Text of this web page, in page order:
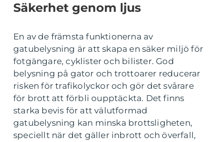
Säkerhet genom ljus
En av de främsta funktionerna av
gatubelysning är att skapa en säker miljö för
fotgängare, cyklister och bilister. God
belysning på gator och trottoarer reducerar
risken för trafikolyckor och gör det svårare
för brott att förbli oupptäckta. Det finns
starka bevis för att välutformad
gatubelysning kan minska brottsligheten,
speciellt när det gäller inbrott och överfall,